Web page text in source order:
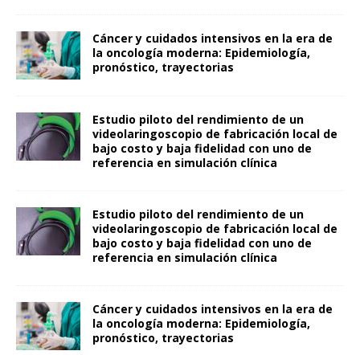
Cáncer y cuidados intensivos en la era de
la oncología moderna: Epidemiología,
pronóstico, trayectorias
Estudio piloto del rendimiento de un
videolaringoscopio de fabricación local de
bajo costo y baja fidelidad con uno de
referencia en simulación clínica
Estudio piloto del rendimiento de un
videolaringoscopio de fabricación local de
bajo costo y baja fidelidad con uno de
referencia en simulación clínica
Cáncer y cuidados intensivos en la era de
la oncología moderna: Epidemiología,
pronóstico, trayectorias